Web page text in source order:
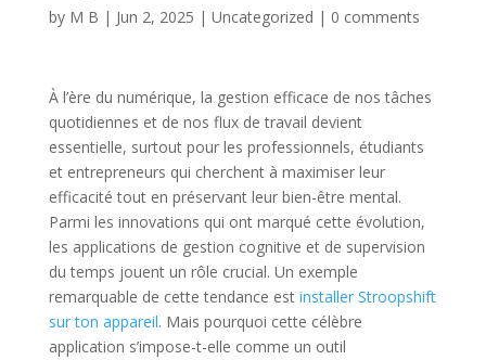
by M B | Jun 2, 2025 | Uncategorized | 0 comments
À l’ère du numérique, la gestion efficace de nos tâches
quotidiennes et de nos flux de travail devient
essentielle, surtout pour les professionnels, étudiants
et entrepreneurs qui cherchent à maximiser leur
efficacité tout en préservant leur bien-être mental.
Parmi les innovations qui ont marqué cette évolution,
les applications de gestion cognitive et de supervision
du temps jouent un rôle crucial. Un exemple
remarquable de cette tendance est installer Stroopshift
sur ton appareil. Mais pourquoi cette célèbre
application s’impose-t-elle comme un outil